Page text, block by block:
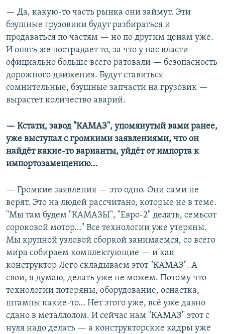
— Да, какую-то часть рынка они займут. Эти
бэушные грузовики будут разбираться и
продаваться по частям — но по другим ценам уже.
И опять же пострадает то, за что у нас власти
официально больше всего ратовали — безопасность
дорожного движения. Будут ставиться
сомнительные, бэушные запчасти на грузовик —
вырастет количество аварий.
— Кстати, завод "КАМАЗ", упомянутый вами ранее,
уже выступал с громкими заявлениями, что он
найдёт какие-то варианты, уйдёт от импорта к
импортозамещению…
— Громкие заявления — это одно. Они сами не
верят. Это на людей рассчитано, которые не в теме.
"Мы там будем "КАМАЗЫ", "Евро-2" делать, семьсот
сороковой мотор…" Все технологии уже утеряны.
Мы крупной узловой сборкой занимаемся, со всего
мира собираем комплектующие — и как
конструктор Лего складываем этот "КАМАЗ". А
свои, я думаю, делать уже не можем. Потому что
технологии потеряны, оборудование, оснастка,
штампы какие-то… Нет этого уже, всё уже давно
сдано в металлолом. И сейчас нам "КАМАЗ" этот с
нуля надо делать — а конструкторские кадры уже